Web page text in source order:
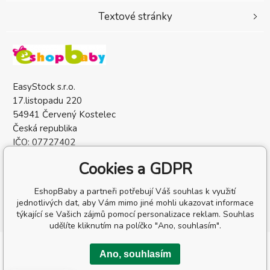
EasyStock s.r.o.
17.listopadu 220
54941 Červený Kostelec
Česká republika
IČO: 07727402
Textové stránky
Copyright © 2026 EasyStock s.r.o.
Všechna práva vyhrazena.
Cookies a GDPR
EshopBaby a partneři potřebují Váš souhlas k využití
jednotlivých dat, aby Vám mimo jiné mohli ukazovat informace
týkající se Vašich zájmů pomocí personalizace reklam. Souhlas
udělíte kliknutím na políčko "Ano, souhlasím".
Ano, souhlasím